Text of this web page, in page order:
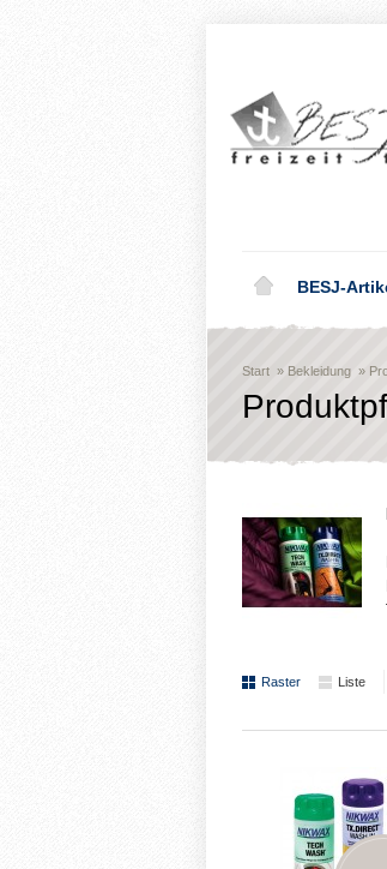
BESJ-
Start » Bekleidung »
Raster Liste